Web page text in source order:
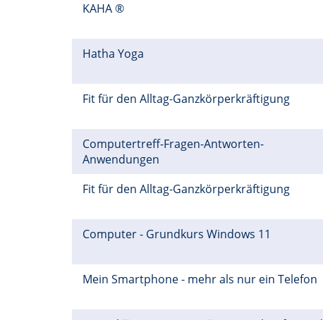
KAHA ®
Hatha Yoga
Fit für den Alltag-Ganzkörperkräftigung
Computertreff-Fragen-Antworten-
Anwendungen
Fit für den Alltag-Ganzkörperkräftigung
Computer - Grundkurs Windows 11
Mein Smartphone - mehr als nur ein Telefon